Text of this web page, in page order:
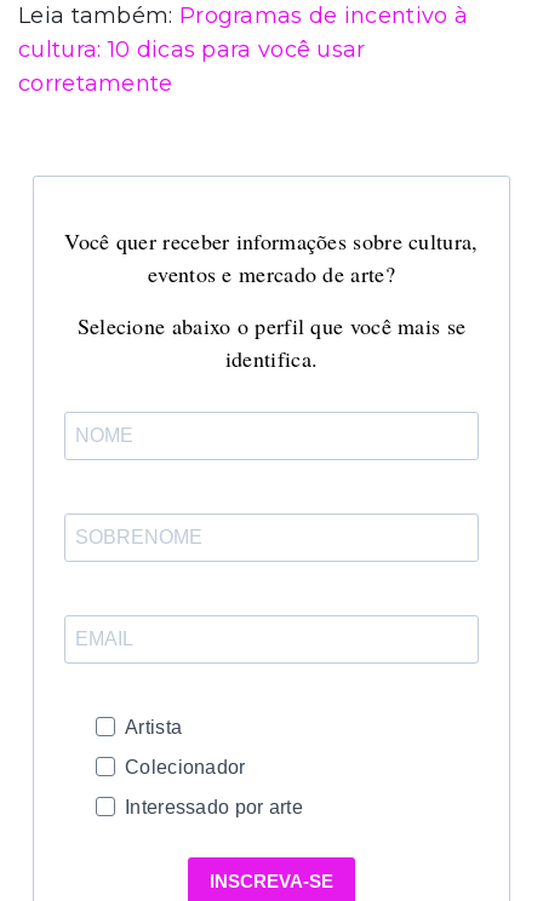
Leia também: Programas de incentivo à
cultura: 10 dicas para você usar
corretamente
Você quer receber informações sobre cultura,
eventos e mercado de arte?
Selecione abaixo o perfil que você mais se
identifica.
Artista
Colecionador
Interessado por arte
INSCREVA-SE